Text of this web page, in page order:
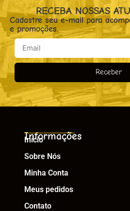
RECEBA NOSSAS
Cadastre seu e-mail para
e promoções.
Receber
Informações
Início
Sobre Nós
Minha Conta
Meus pedidos
Contato